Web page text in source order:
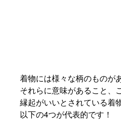
着物には様々な柄のものが
それらに意味があること、
縁起がいいとされている着
以下の4つが代表的です！